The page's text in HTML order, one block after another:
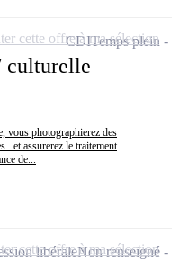
culturelle
vous photographierez des
et assurerez le traitement
de...
CDITemps plein
cette offre à ma sélection
libéraleNon renseigné
cette offre à ma sélection